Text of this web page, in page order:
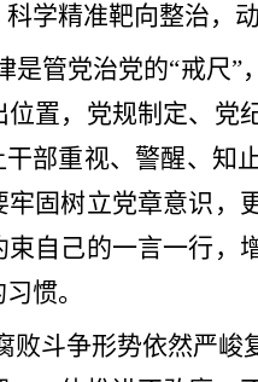
学精准靶向整治，
是管党治党的“戒尺”
置，党规制定、党
干部重视、警醒、知
牢固树立党章意识，
自己的一言一行，
惯。
败斗争形势依然严